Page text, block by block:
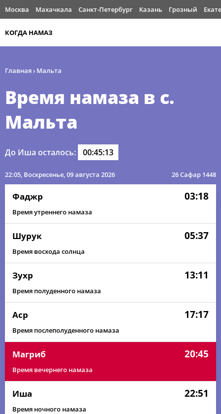
Москва Махачкала Санкт-Петербург Казань Грозный
КОГДА НАМАЗ
Главная› Мальта
Время намаза в с.
Мальта
До Иша осталось: 00:45:13
22:05, Воскресенье, 09 августа 2026 26 Сафар 1448
Фаджр 03:18
Время утреннего намаза
Шурук 05:37
Время восхода солнца
Зухр 13:11
Время полуденного намаза
Аср 17:17
Время послеполуденного намаза
Магриб 20:45
Время вечернего намаза
Иша 22:51
Время ночного намаза